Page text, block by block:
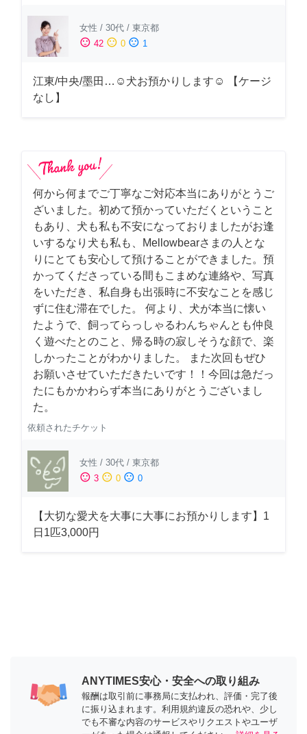
女性 / 30代 / 東京都
sentiment_satisfied 42 sentiment_neutral 0 sentiment_dissatisfied 1
江東/中央/墨田…☺︎犬お預かりします☺︎ 【ケージ
なし】
何から何までご丁寧なご対応本当にありがとうご
ざいました。初めて預かっていただくということ
もあり、犬も私も不安になっておりましたがお逢
いするなり犬も私も、Mellowbearさまの人とな
りにとても安心して預けることができました。預
かってくださっている間もこまめな連絡や、写真
をいただき、私自身も出張時に不安なことを感じ
ずに住む滞在でした。 何より、犬が本当に懐い
たようで、飼ってらっしゃるわんちゃんとも仲良
く遊べたとのこと、帰る時の寂しそうな顔で、楽
しかったことがわかりました。 また次回もぜひ
お願いさせていただきたいです！！今回は急だっ
たにもかかわらず本当にありがとうございまし
た。
依頼されたチケット
女性 / 30代 / 東京都
sentiment_satisfied 3 sentiment_neutral 0 sentiment_dissatisfied 0
【大切な愛犬を大事に大事にお預かりします】1
日1匹3,000円
ANYTIMES安心・安全への取り組み
報酬は取引前に事務局に支払われ、評価・完了後
に振り込まれます。利用規約違反の恐れや、少し
でも不審な内容のサービスやリクエストやユーザ